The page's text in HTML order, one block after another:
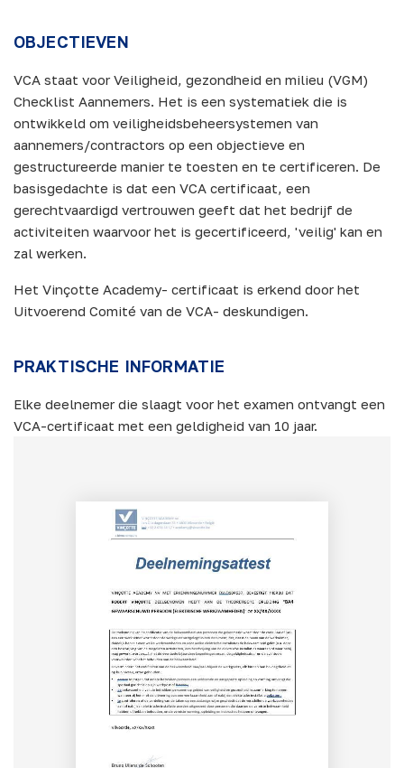
OBJECTIEVEN
VCA staat voor Veiligheid, gezondheid en milieu (VGM)
Checklist Aannemers. Het is een systematiek die is
ontwikkeld om veiligheidsbeheersystemen van
aannemers/contractors op een objectieve en
gestructureerde manier te toesten en te certificeren. De
basisgedachte is dat een VCA certificaat, een
gerechtvaardigd vertrouwen geeft dat het bedrijf de
activiteiten waarvoor het is gecertificeerd, 'veilig' kan en
zal werken.
Het Vinçotte Academy- certificaat is erkend door het
Uitvoerend Comité van de VCA- deskundigen.
PRAKTISCHE INFORMATIE
Elke deelnemer die slaagt voor het examen ontvangt een
VCA-certificaat met een geldigheid van 10 jaar.